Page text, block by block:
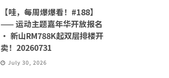
【哇，每周爆爆看！#188】
—— 运动主题嘉年华开放报名
· 新山RM788K起双层排楼开
卖！20260731
July 30, 2026